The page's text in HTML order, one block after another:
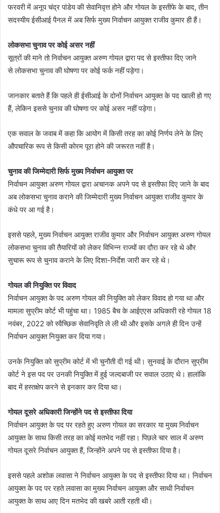
फरवरी में अनूप चंद्र पांडेय की सेवानिवृत्त होने और गोयल के इस्तीफे के बाद, तीन
सदस्यीय ईसीआई पैनल में अब सिर्फ मुख्य निर्वाचन आयुक्त राजीव कुमार ही हैं।
लोकसभा चुनाव पर कोई असर नहीं
सूत्रों की माने तो निर्वाचन आयुक्त अरुण गोयल द्वारा पद से इस्तीफा दिए जाने
से लोकसभा चुनाव की घोषणा पर कोई फर्क नहीं पड़ेगा।
जानकार बताते हैं कि पहले ही ईसीआई के दोनों निर्वाचन आयुक्त के पद खाली हो गए
हैं, लेकिन इससे चुनाव की घोषणा पर कोई असर नहीं पड़ेगा।
एक सवाल के जवाब में कहा कि आयोग में किसी तरह का कोई निर्णय लेने के लिए
औपचारिक रूप से किसी कोरम पूरा होने की जरूरत नहीं है।
चुनाव की जिम्मेदारी सिर्फ मुख्य निर्वाचन आयुक्त पर
निर्वाचन आयुक्त अरुण गोयल द्वारा अचानक अपने पद से इस्तीफा दिए जाने के बाद
अब लोकसभा चुनाव कराने की जिम्मेदारी मुख्य निर्वाचन आयुक्त राजीव कुमार के
कंधे पर आ गई है।
इससे पहले, मुख्य निर्वाचन आयुक्त राजीव कुमार और निर्वाचन आयुक्त अरुण गोयल
लोकसभा चुनाव की तैयारियों को लेकर विभिन्न राज्यों का दौरा कर रहे थे और
सुचारू रूप से चुनाव कराने के लिए दिशा-निर्देश जारी कर रहे थे।
गोयल की नियुक्ति पर विवाद
निर्वाचन आयुक्त के पद अरुण गोयल की नियुक्ति को लेकर विवाद हो गया था और
मामला सुप्रीम कोर्ट भी पहुंचा था। 1985 बैच के आईएएस अधिकारी रहे गोयल 18
नवंबर, 2022 को स्वैच्छिक सेवानिवृति ले ली थी और इसके अगले ही दिन उन्हें
निर्वाचन आयुक्त नियुक्त कर दिया गया।
उनके नियुक्ति को सुप्रीम कोर्ट में भी चुनौती दी गई थी। सुनवाई के दौरान सुप्रीम
कोर्ट ने इस पद पर उनकी नियुक्ति में हुई जल्दबाजी पर सवाल उठाए थे। हालांकि
बाद में हस्तक्षेप करने से इनकार कर दिया था।
गोयल दूसरे अधिकारी जिन्होंने पद से इस्तीफा दिया
निर्वाचन आयुक्त के पद पर रहते हुए अरुण गोयल का सरकार या मुख्य निर्वाचन
आयुक्त के साथ किसी तरह का कोई मतभेद नहीं रहा। पिछले चार साल में अरुण
गोयल दूसरे निर्वाचन आयुक्त हैं, जिन्होंने अपने पद से इस्तीफा दिया है।
इससे पहले अशोक लवासा ने निर्वाचन आयुक्त के पद से इस्तीफा दिया था। निर्वाचन
आयुक्त के पद पर रहते लवासा का मुख्य निर्वाचन आयुक्त और साथी निर्वाचन
आयुक्त के साथ आए दिन मतभेद की खबरे आती रहती थी।